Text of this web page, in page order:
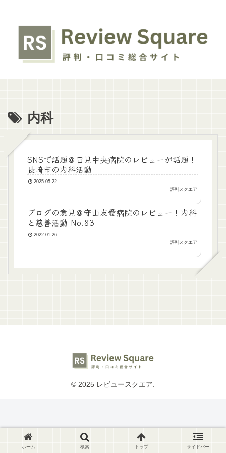
内科
SNSで話題＠日見中央病院のレビューが話題！
長崎市の内科活動
2025.05.22
評判スクエア
ブログの意見＠守山友愛病院のレビュー！内科
と慈善活動 No.83
2022.01.26
評判スクエア
© 2025 レビュースクエア.
ホーム 検索 トップ サイドバー